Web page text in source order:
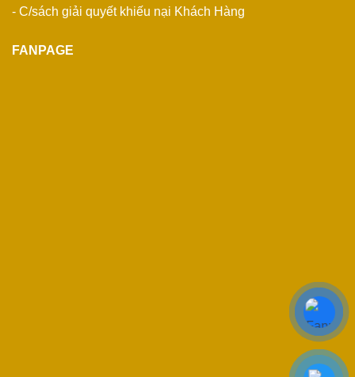
- C/sách giải quyết khiếu nại Khách Hàng
FANPAGE